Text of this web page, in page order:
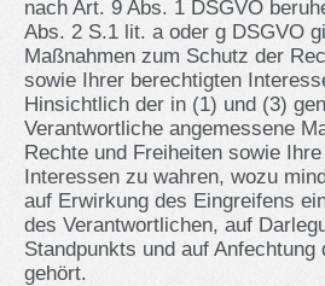
nach Art. 9 Abs. 1 DSGVO
Abs. 2 S.1 lit. a oder g DSGVO
Maßnahmen zum Schutz der
sowie Ihrer berechtigten
Hinsichtlich der in (1) und (3)
Verantwortliche angemessene
Rechte und Freiheiten sowie
Interessen zu wahren, wozu
auf Erwirkung des Eingreifens
des Verantwortlichen, auf
Standpunkts und auf Anfechtung
gehört.